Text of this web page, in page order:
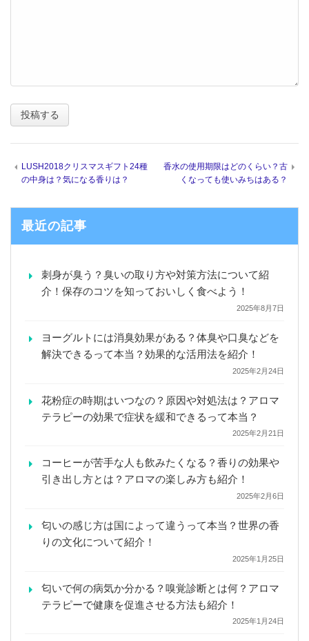
LUSH2018クリスマスギフト24種
の中身は？気になる香りは？
香水の使用期限はどのくらい？古
くなっても使いみちはある？
最近の記事
刺身が臭う？臭いの取り方や対策方法について紹
介！保存のコツを知っておいしく食べよう！
2025年8月7日
ヨーグルトには消臭効果がある？体臭や口臭などを
解決できるって本当？効果的な活用法を紹介！
2025年2月24日
花粉症の時期はいつなの？原因や対処法は？アロマ
テラピーの効果で症状を緩和できるって本当？
2025年2月21日
コーヒーが苦手な人も飲みたくなる？香りの効果や
引き出し方とは？アロマの楽しみ方も紹介！
2025年2月6日
匂いの感じ方は国によって違うって本当？世界の香
りの文化について紹介！
2025年1月25日
匂いで何の病気か分かる？嗅覚診断とは何？アロマ
テラピーで健康を促進させる方法も紹介！
2025年1月24日